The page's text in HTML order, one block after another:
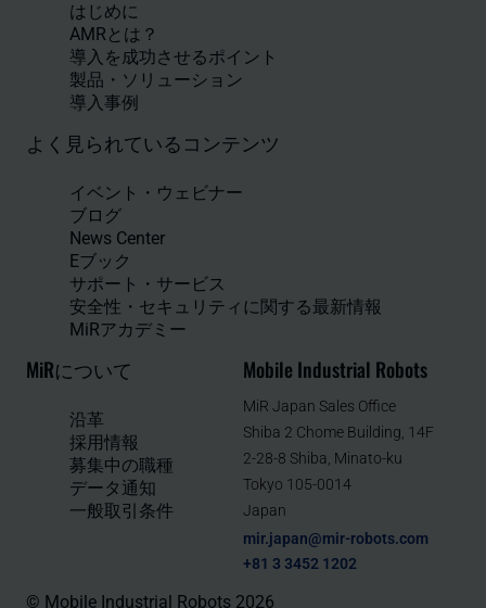
はじめに
AMRとは？
導入を成功させるポイント
製品・ソリューション
導入事例
よく見られているコンテンツ
イベント・ウェビナー
ブログ
News Center
Eブック
サポート・サービス
安全性・セキュリティに関する最新情報
MiRアカデミー
MiRについて
沿革
採用情報
募集中の職種
データ通知
一般取引条件
Mobile Industrial Robots
MiR Japan Sales Office
Shiba 2 Chome Building, 14F
2-28-8 Shiba, Minato-ku
Tokyo 105-0014
Japan
mir.japan@mir-robots.com
+81 3 3452 1202
© Mobile Industrial Robots 2026